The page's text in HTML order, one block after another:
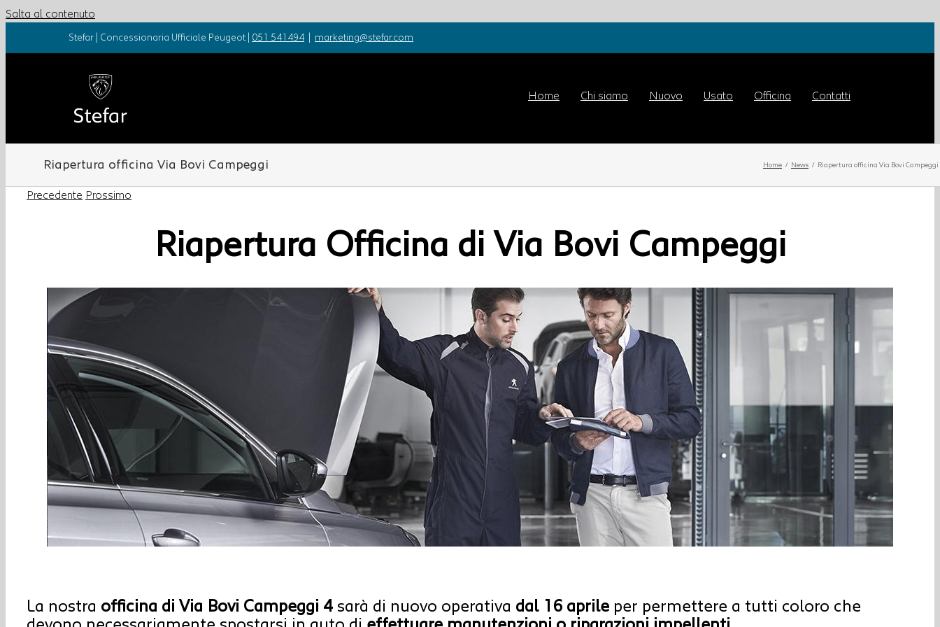
Salta al contenuto
Stefar | Concessionaria Ufficiale Peugeot | 051 541494 marketing@stefar.com
Home Chi siamo Nuovo Usato Officina Contatti
Riapertura officina Via Bovi Campeggi Home News Riapertura officina Via Bovi Campeggi
Precedente Prossimo
Riapertura Officina di Via Bovi Campeggi
La nostra officina di Via Bovi Campeggi 4 sarà di nuovo operativa dal 16 aprile per permettere a tutti coloro che